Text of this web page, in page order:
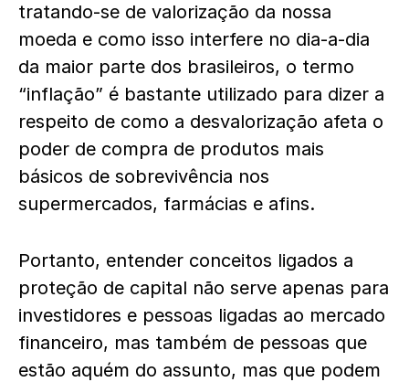
tratando-se de valorização da nossa
moeda e como isso interfere no dia-a-dia
da maior parte dos brasileiros, o termo
“inflação” é bastante utilizado para dizer a
respeito de como a desvalorização afeta o
poder de compra de produtos mais
básicos de sobrevivência nos
supermercados, farmácias e afins.
Portanto, entender conceitos ligados a
proteção de capital não serve apenas para
investidores e pessoas ligadas ao mercado
financeiro, mas também de pessoas que
estão aquém do assunto, mas que podem